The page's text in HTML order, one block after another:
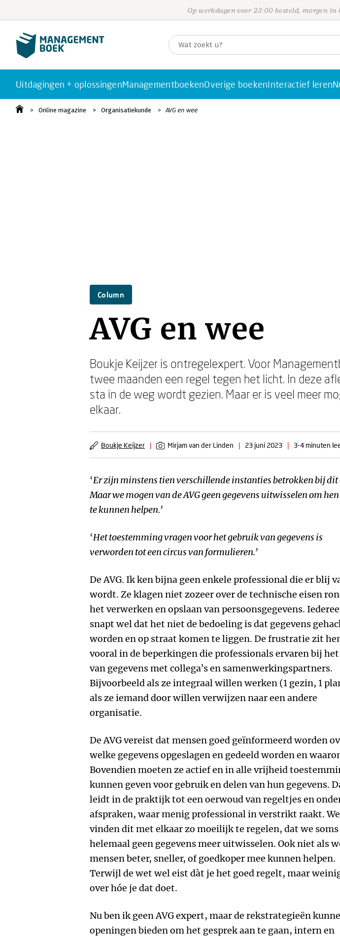
Op werkdagen voor 23:00 besteld, morgen in
Uitdagingen + oplossingenManagementboekenOverige boekenInteractief leren
Online magazine Organisatiekunde AVG en wee
Column
AVG en wee
Boukje Keijzer is ontregelexpert. Voor
twee maanden een regel tegen het licht. In deze
sta in de weg wordt gezien. Maar er is veel meer
elkaar.
Boukje Keijzer | Mirjam van der Linden | 23 juni 2023 | 3-4 minuten
‘Er zijn minstens tien verschillende instanties betrokken bij dit
Maar we mogen van de AVG geen gegevens uitwisselen om
te kunnen helpen.’
‘Het toestemming vragen voor het gebruik van gegevens is
verworden tot een circus van formulieren.’
De AVG. Ik ken bijna geen enkele professional die er blij
wordt. Ze klagen niet zozeer over de technische eisen
het verwerken en opslaan van persoonsgegevens.
snapt wel dat het niet de bedoeling is dat gegevens
worden en op straat komen te liggen. De frustratie zit
vooral in de beperkingen die professionals ervaren bij
van gegevens met collega’s en samenwerkingspartners.
Bijvoorbeeld als ze integraal willen werken (1 gezin, 1
als ze iemand door willen verwijzen naar een andere
organisatie.
De AVG vereist dat mensen goed geïnformeerd worden
welke gegevens opgeslagen en gedeeld worden en
Bovendien moeten ze actief en in alle vrijheid
kunnen geven voor gebruik en delen van hun gegevens.
leidt in de praktijk tot een oerwoud van regeltjes en
afspraken, waar menig professional in verstrikt raakt. We
vinden dit met elkaar zo moeilijk te regelen, dat we soms
helemaal geen gegevens meer uitwisselen. Ook niet als
mensen beter, sneller, of goedkoper mee kunnen helpen.
Terwijl de wet wel eist dàt je het goed regelt, maar
over hóe je dat doet.
Nu ben ik geen AVG expert, maar de rekstrategieën
openingen bieden om het gesprek aan te gaan, intern en